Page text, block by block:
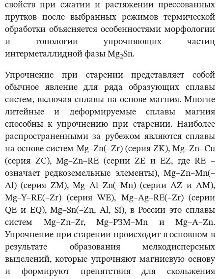
свойств при сжатии и растяжении прессованных
прутков после выбранных режимов термической
обработки объясняется особенностями морфологии
и топологии упрочняющих частиц
интерметаллидной фазы Mg2Sn.
Упрочнение при старении представляет собой
обычное явление для ряда образующих сплавы
систем, включая сплавы на основе магния. Многие
литейные и деформируемые сплавы магния
способны к упрочнению при старении. Наиболее
распространенными за рубежом являются сплавы
на основе систем Mg–Zn(–Zr) (серия ZK), Mg–Zn–Cu
(серия ZC), Mg–Zn–RE (серии ZE и EZ, где RE –
означает редкоземельные элементы), Mg–Zn–Mn(–
Al) (серия ZM), Mg–Al–Zn(–Mn) (серии AZ и AM),
Mg–Y–RE(–Zr) (серия WE), Mg–Ag–RE(–Zr) (серии
QE и EQ), Mg–Sn(–Zn, Al, Si), в России это сплавы
систем Mg–Zn–Zr, Mg–РЗМ–Mn и Mg–A–Zn.
Упрочнение при старении происходит в основном в
результате образования мелкодисперсных
выделений, которые упрочняют магниевую основу
и формируют препятствия для скольжения